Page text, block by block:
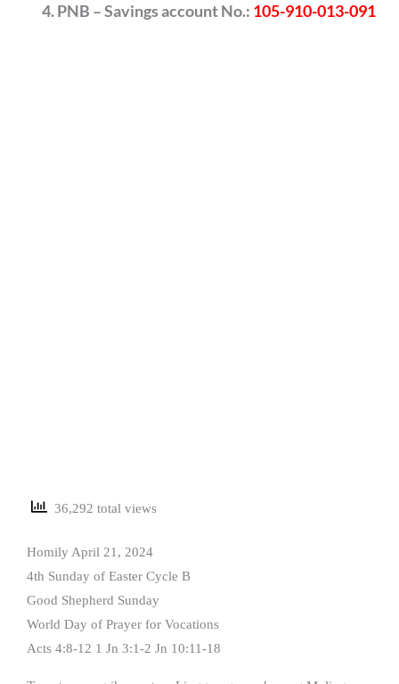
PNB – Savings account No.: 105-910-013-091
36,292 total views
Homily April 21, 2024
4th Sunday of Easter Cycle B
Good Shepherd Sunday
World Day of Prayer for Vocations
Acts 4:8-12 1 Jn 3:1-2 Jn 10:11-18